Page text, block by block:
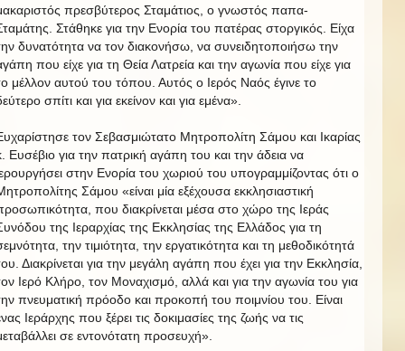
πρεσβύτερος Σταμάτιος, ο γνωστός παπα-
Στάθηκε για την Ενορία του πατέρας στοργικός. Είχα
δυνατότητα να τον διακονήσω, να συνειδητοποιήσω την
που είχε για τη Θεία Λατρεία και την αγωνία που είχε για
μέλλον αυτού του τόπου. Αυτός ο Ιερός Ναός έγινε το
σπίτι και για εκείνον και για εμένα».
τον Σεβασμιώτατο Μητροπολίτη Σάμου και Ικαρίας
Ευσέβιο για την πατρική αγάπη του και την άδεια να
στην Ενορία του χωριού του υπογραμμίζοντας ότι ο
Σάμου «είναι μία εξέχουσα εκκλησιαστική
που διακρίνεται μέσα στο χώρο της Ιεράς
της Ιεραρχίας της Εκκλησίας της Ελλάδος για τη
την τιμιότητα, την εργατικότητα και τη μεθοδικότητά
Διακρίνεται για την μεγάλη αγάπη που έχει για την Εκκλησία,
Ιερό Κλήρο, τον Μοναχισμό, αλλά και για την αγωνία του για
πνευματική πρόοδο και προκοπή του ποιμνίου του. Είναι
Ιεράρχης που ξέρει τις δοκιμασίες της ζωής να τις
σε εντονότατη προσευχή».